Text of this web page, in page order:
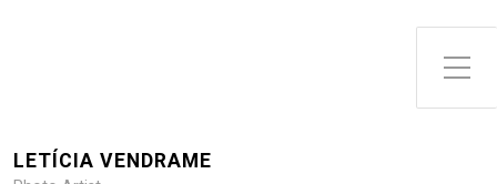
Toggle Side Menu
LETÍCIA VENDRAME